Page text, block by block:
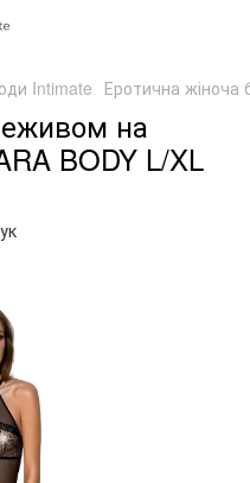
Intimate Еротична жіноча
на
BODY L/XL